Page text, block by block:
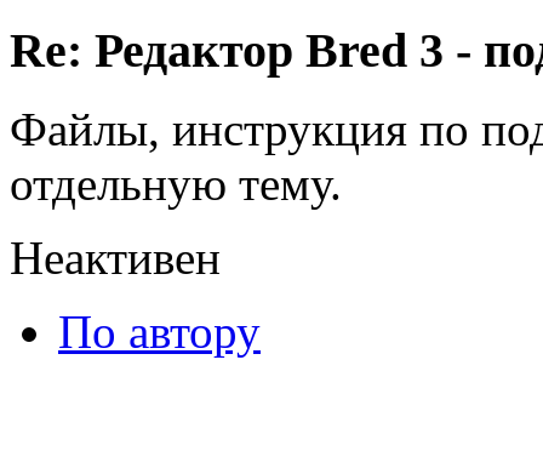
Re: Редактор Bred 3 -
Файлы, инструкция по
отдельную тему.
Неактивен
По автору